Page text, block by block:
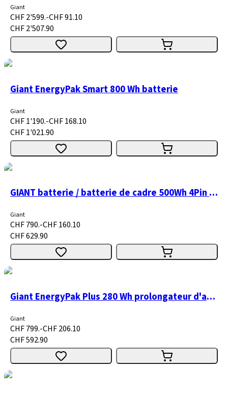
Giant
CHF 2'599.-CHF 91.10
CHF 2'507.90
Giant EnergyPak Smart 800 Wh batterie
Giant
CHF 1'190.-CHF 168.10
CHF 1'021.90
GIANT batterie / batterie de cadre 500Wh 4Pin MY13-MY16
Giant
CHF 790.-CHF 160.10
CHF 629.90
Giant EnergyPak Plus 280 Wh prolongateur d'autonomie / batterie
Giant
CHF 799.-CHF 206.10
CHF 592.90